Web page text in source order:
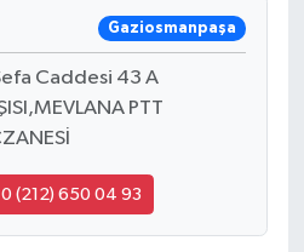
Gaziosmanpaşa
Caddesi 43 A
PTT
0 (212) 650 04 93